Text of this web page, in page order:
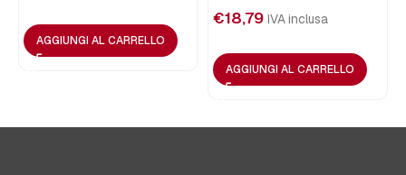
AGGIUNGI AL CARRELLO
€18,79 IVA inclusa
AGGIUNGI AL CARRELLO